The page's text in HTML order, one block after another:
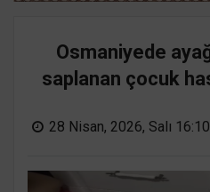
Osmaniyede
saplanan çocuk
28 Nisan, 2026, Salı 16:10